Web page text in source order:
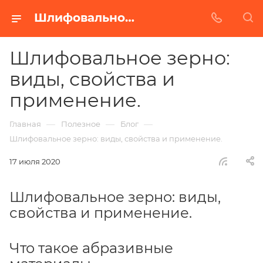
Шлифовальное зерно: виды, свойства и применение.
Шлифовальное зерно:
виды, свойства и
применение.
Главная — Полезное — Блог —
Шлифовальное зерно: виды, свойства и применение.
17 июля 2020
Шлифовальное зерно: виды,
свойства и применение.
Что такое абразивные